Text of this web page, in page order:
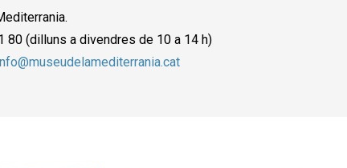
80 (dilluns a divendres de 10 a 14 h)